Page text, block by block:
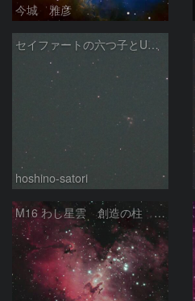
今城 雅彦
セイファートの六つ子とUGC10127
hoshino-satori
M16 わし星雲 創造の柱 へび座